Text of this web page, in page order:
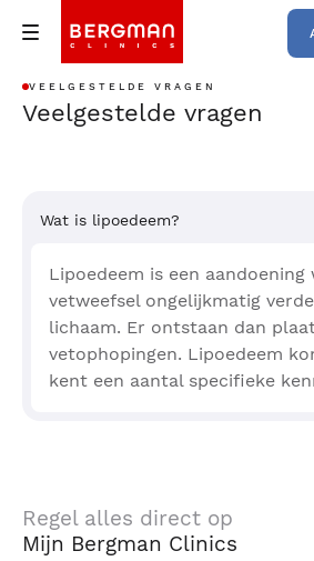
VEELGESTELDE VRAGEN
Veelgestelde vragen
Wat is lipoedeem?
Lipoedeem is een aandoening
vetweefsel ongelijkmatig
lichaam. Er ontstaan dan
vetophopingen. Lipoedeem
kent een aantal specifieke
Regel alles direct op
Mijn Bergman Clinics